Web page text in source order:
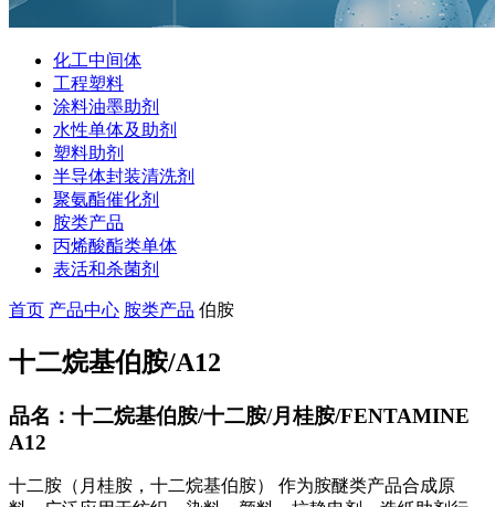
化工中间体
工程塑料
涂料油墨助剂
水性单体及助剂
塑料助剂
半导体封装清洗剂
聚氨酯催化剂
胺类产品
丙烯酸酯类单体
表活和杀菌剂
首页 产品中心 胺类产品 伯胺
十二烷基伯胺/A12
品名：十二烷基伯胺/十二胺/月桂胺/FENTAMINE
A12
十二胺（月桂胺，十二烷基伯胺） 作​为胺醚类产品合成原